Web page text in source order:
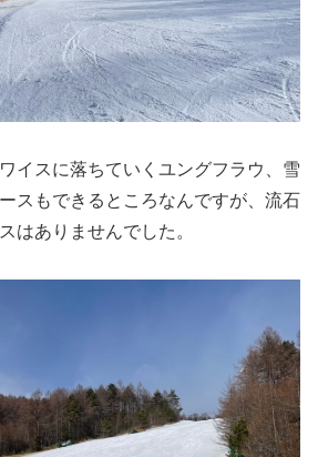
イスに落ちていくユングフラウ、雪
スもできるところなんですが、流石
はありませんでした。